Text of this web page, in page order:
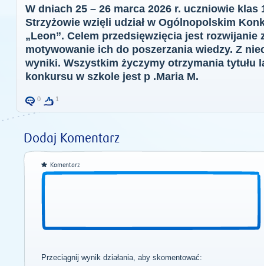
W dniach 25 – 26 marca 2026 r. uczniowie klas
Strzyżowie wzięli udział w Ogólnopolskim
„Leon”. Celem przedsięwzięcia jest rozwijanie
motywowanie ich do poszerzania wiedzy. Z
wyniki. Wszystkim życzymy otrzymania tytułu
konkursu w szkole jest p .Maria M.
0 1
Dodaj Komentarz
Komentarz
Przeciągnij wynik działania, aby skomentować: